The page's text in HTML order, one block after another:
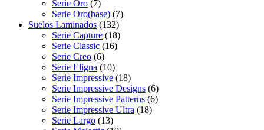
Serie Oro (7)
Serie Oro(base) (7)
Suelos Laminados (132)
Serie Capture (18)
Serie Classic (16)
Serie Creo (6)
Serie Eligna (10)
Serie Impressive (18)
Serie Impressive Designs (6)
Serie Impressive Patterns (6)
Serie Impressive Ultra (18)
Serie Largo (13)